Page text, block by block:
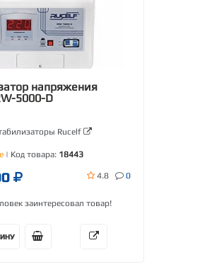
напряжения
5000-D
Rucelf
| Код товара: 18443
4.8 0
заинтересовал товар!